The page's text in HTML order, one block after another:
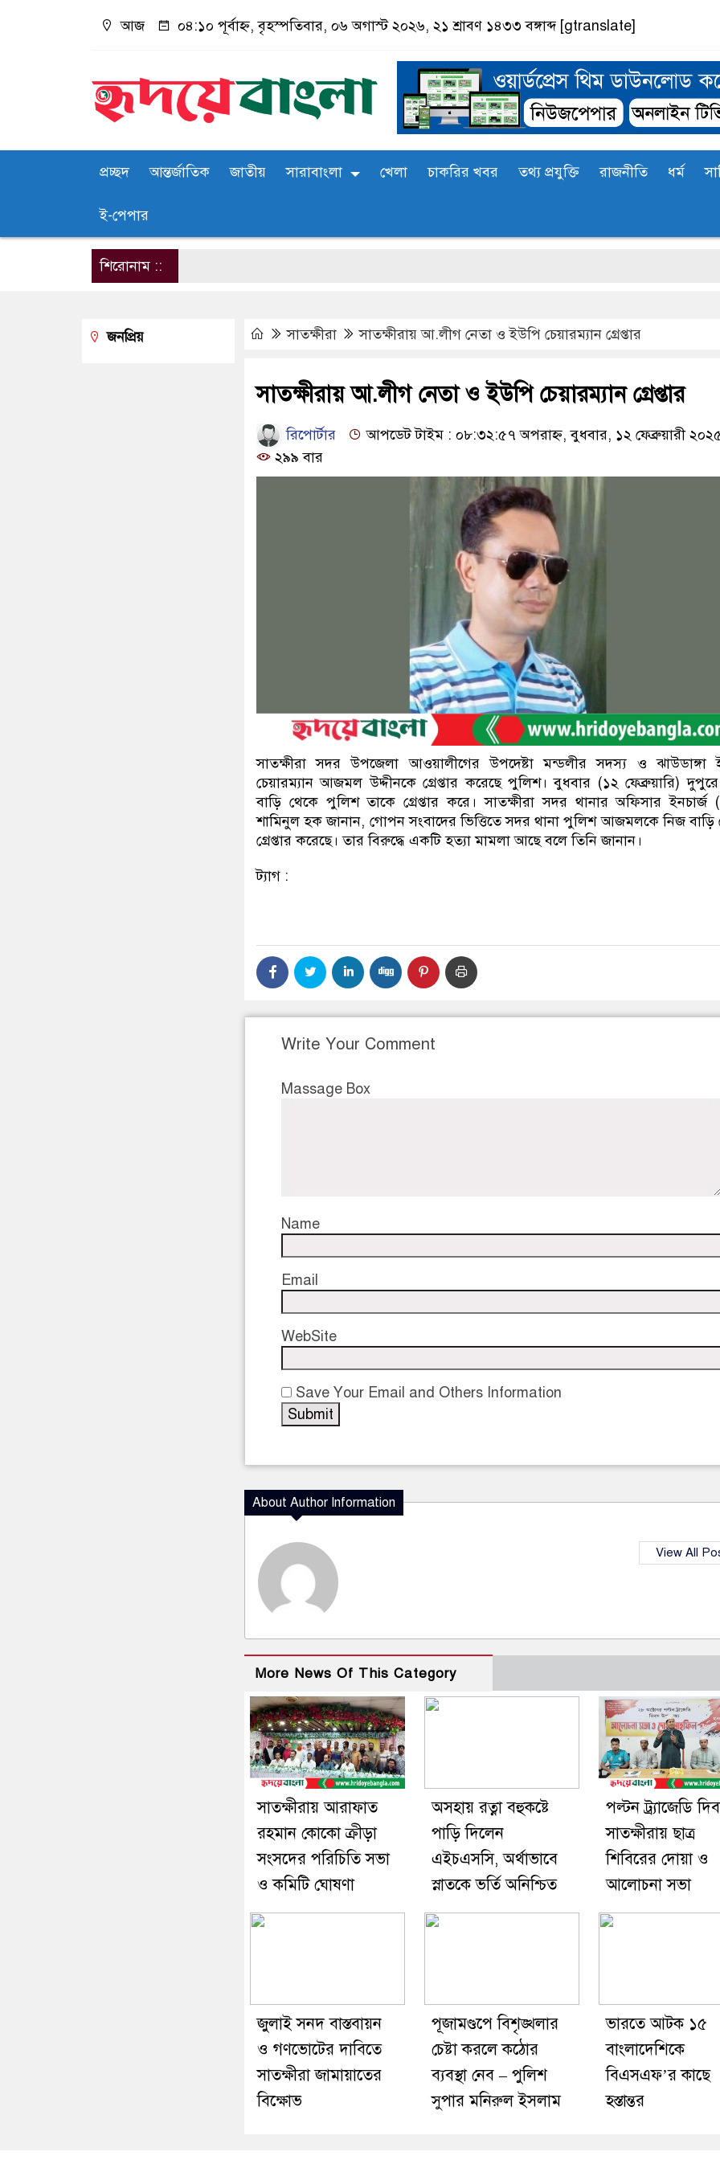
আজ ০৪:১০ পূর্বাহ্ন, বৃহস্পতিবার, ০৬ অগাস্ট ২০২৬, ২১ শ্রাবণ ১৪৩৩ বঙ্গাব্দ [gtranslate]
প্রচ্ছদ আন্তর্জাতিক জাতীয় সারাবাংলা খেলা চাকরির খবর তথ্য প্রযুক্তি রাজনীতি ধর্ম
ই-পেপার
শিরোনাম ::
সাতক্ষীরা সাতক্ষীরায় আ.লীগ নেতা ও ইউপি চেয়ারম্যান গ্রেপ্তার
সাতক্ষীরায় আ.লীগ নেতা ও ইউপি চেয়ারম্যান গ্রেপ্তার
রিপোর্টার
আপডেট টাইম : ০৮:৩২:৫৭ অপরাহ্ন, বুধবার, ১২ ফেব্রুয়ারী
২৯৯ বার
সাতক্ষীরা সদর উপজেলা আওয়ালীগের উপদেষ্টা মন্ডলীর সদস্য ও ঝাউডাঙ্গা
চেয়ারম্যান আজমল উদ্দীনকে গ্রেপ্তার করেছে পুলিশ। বুধবার (১২ ফেব্রুয়ারি)
বাড়ি থেকে পুলিশ তাকে গ্রেপ্তার করে। সাতক্ষীরা সদর থানার অফিসার ইনচার্জ
শামিনুল হক জানান, গোপন সংবাদের ভিত্তিতে সদর থানা পুলিশ আজমলকে নিজ বাড়ি
গ্রেপ্তার করেছে। তার বিরুদ্ধে একটি হত্যা মামলা আছে বলে তিনি জানান।
ট্যাগ :
Write Your Comment
Massage Box
Name
Email
WebSite
Save Your Email and Others Information
About Author Information
View All
More News Of This Category
সাতক্ষীরায় আরাফাত
রহমান কোকো ক্রীড়া
সংসদের পরিচিতি সভা
ও কমিটি ঘোষণা
অসহায় রত্না বহুকষ্টে
পাড়ি দিলেন
এইচএসসি, অর্থাভাবে
স্নাতকে ভর্তি অনিশ্চিত
পল্টন ট্র্যাজেডি
সাতক্ষীরায় ছাত্র
শিবিরের দোয়া ও
আলোচনা সভা
জুলাই সনদ বাস্তবায়ন
ও গণভোটের দাবিতে
সাতক্ষীরা জামায়াতের
বিক্ষোভ
পূজামণ্ডপে বিশৃঙ্খলার
চেষ্টা করলে কঠোর
ব্যবস্থা নেব – পুলিশ
সুপার মনিরুল ইসলাম
ভারতে আটক ১৫
বাংলাদেশিকে
বিএসএফ’র কাছে
হস্তান্তর
জনপ্রিয়